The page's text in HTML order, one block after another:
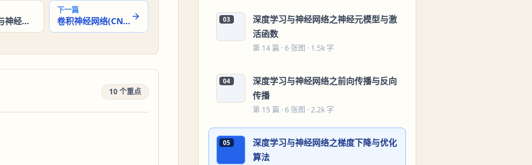
深度学习与神经网络之前向传播与反向传播
下一篇
卷积神经网络(CNN)之卷积与池化操作
10 个重点
03
深度学习与神经网络之神经元模型与激
活函数
第 14 篇 · 6 张图 · 1.5k 字
04
深度学习与神经网络之前向传播与反向
传播
第 15 篇 · 6 张图 · 2.2k 字
05
深度学习与神经网络之梯度下降与优化
算法